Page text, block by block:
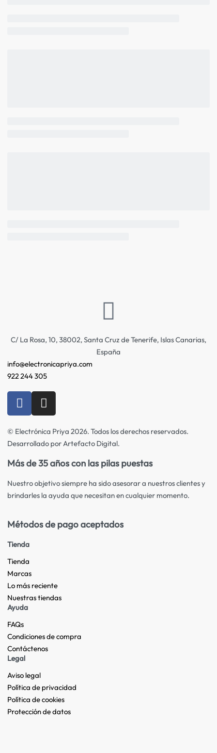
C/ La Rosa, 10, 38002, Santa Cruz de Tenerife, Islas Canarias,
España
info@electronicapriya.com
922 244 305
© Electrónica Priya 2026. Todos los derechos reservados.
Desarrollado por Artefacto Digital.
Más de 35 años con las pilas puestas
Nuestro objetivo siempre ha sido asesorar a nuestros clientes y
brindarles la ayuda que necesitan en cualquier momento.
Métodos de pago aceptados
Tienda
Tienda
Marcas
Lo más reciente​
Nuestras tiendas​
Ayuda
FAQs
Condiciones de compra
Contáctenos
Legal
Aviso legal
Política de privacidad
Política de cookies
Protección de datos